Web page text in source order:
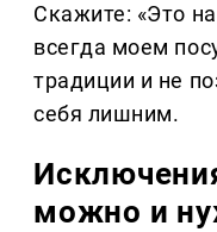
Скажите: «Это
всегда моем
традиции и не
себя лишним.
можно и